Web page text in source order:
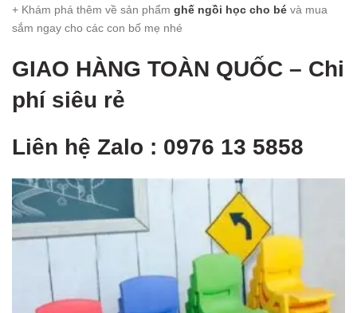
+ Khám phá thêm về sản phẩm ghế ngồi học cho bé và mua
sắm ngay cho các con bố mẹ nhé
GIAO HÀNG TOÀN QUỐC – Chi
phí siêu rẻ
Liên hệ Zalo : 0976 13 5858